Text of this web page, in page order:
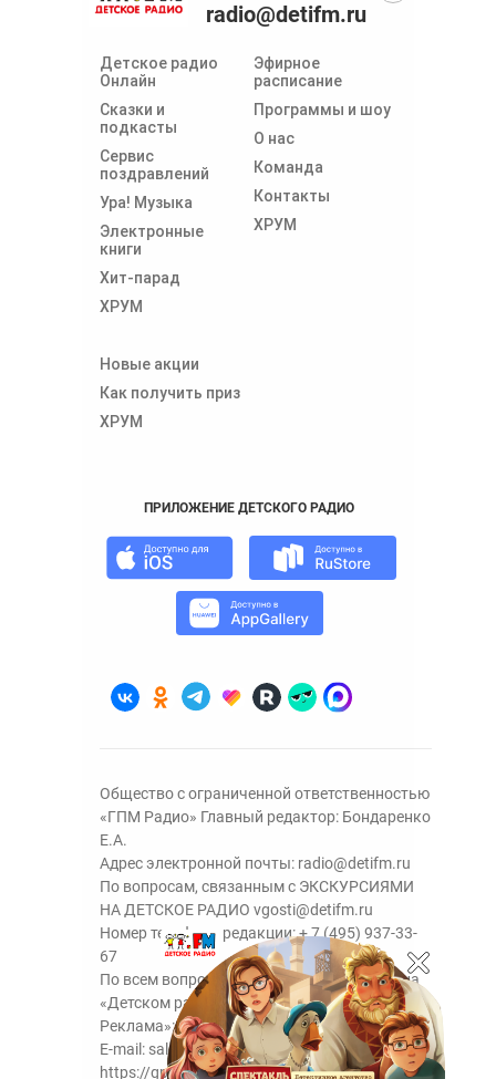
Детское радио
Онлайн
Сказки и
подкасты
Сервис
поздравлений
Ура! Музыка
Электронные
книги
Хит-парад
ХРУМ
Эфирное
расписание
Программы и шоу
О нас
Команда
Контакты
ХРУМ
Новые акции
Как получить приз
ХРУМ
radio@detifm.ru
ПРИЛОЖЕНИЕ ДЕТСКОГО РАДИО
Общество с ограниченной ответственностью
«ГПМ Радио» Главный редактор: Бондаренко
Е.А.
Адрес электронной почты: radio@detifm.ru
По вопросам, связанным с ЭКСКУРСИЯМИ
НА ДЕТСКОЕ РАДИО vgosti@detifm.ru
Номер телефона редакции:+ 7 (495) 937-33-
67
По всем вопросам размещения рекламы на
«Детском радио» - сейлз-хаус «ГПМ
Реклама»:+7 (495) 921-40-41
E-mail: sales@gazprom-media.ru
https://gpmsaleshouse.ru/